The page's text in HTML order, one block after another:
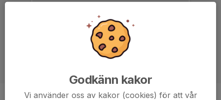
Godkänn kakor
Vi använder oss av kakor (cookies) för att vår